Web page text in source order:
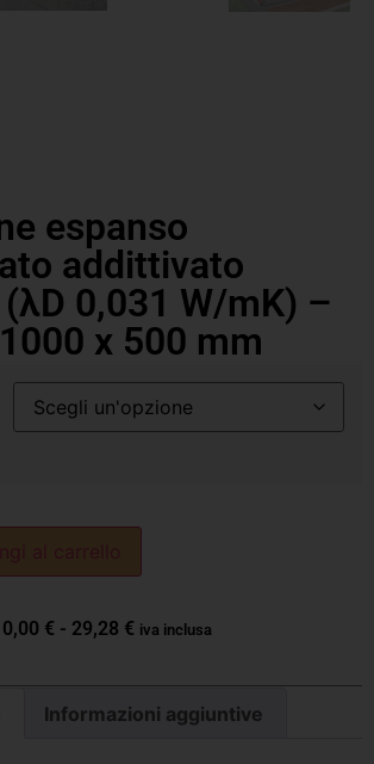
espanso
addittivato
0,031 W/mK) –
x 500 mm
0,00 € - 29,28 € iva inclusa
Informazioni aggiuntive